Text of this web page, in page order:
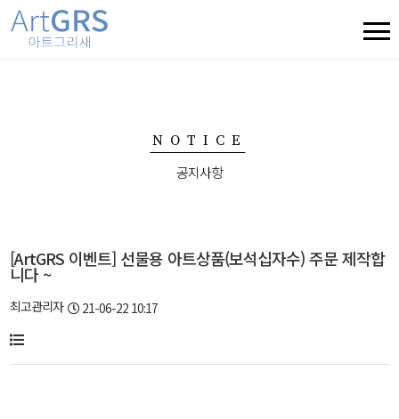
NOTICE
공지사항
[ArtGRS 이벤트] 선물용 아트상품(보석십자수) 주문 제작합
니다 ~
최고관리자 21-06-22 10:17